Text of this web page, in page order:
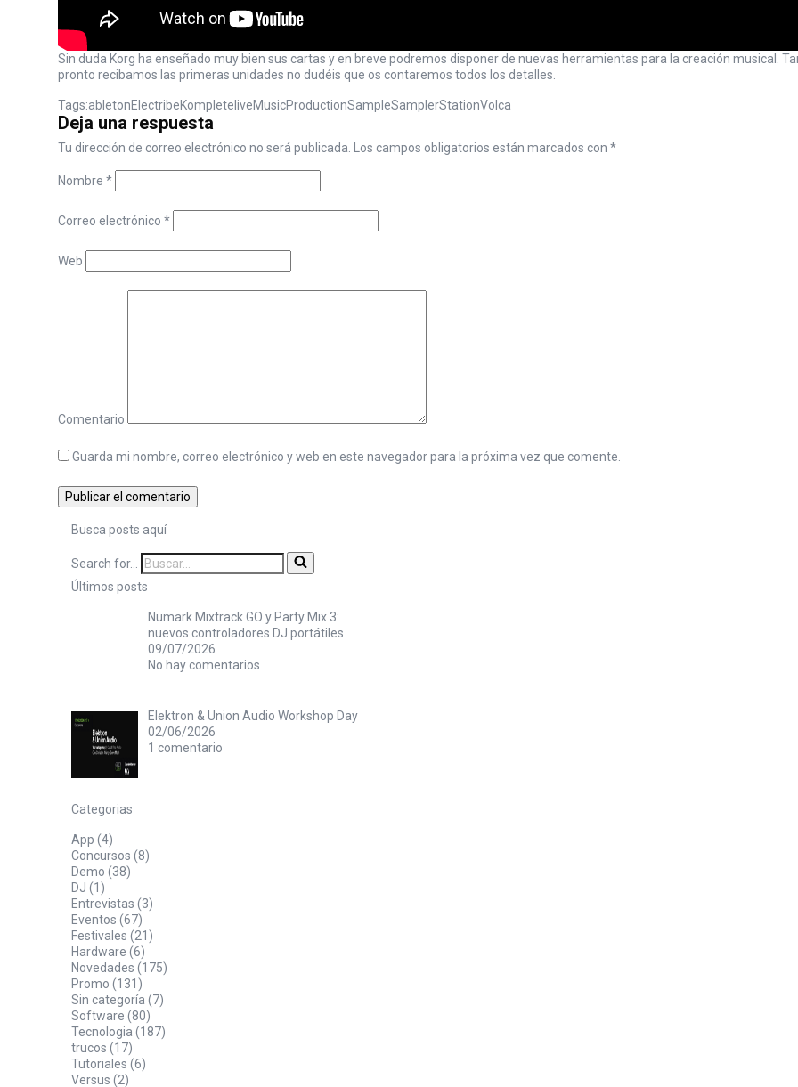
Sin duda Korg ha enseñado muy bien sus cartas y en breve podremos disponer de nuevas herramientas para la creación musical.
pronto recibamos las primeras unidades no dudéis que os contaremos todos los detalles.
Tags:abletonElectribeKomplete liveMusicProductionSampleSamplerStationVolca
Deja una respuesta
Tu dirección de correo electrónico no será publicada. Los campos obligatorios están marcados con *
Nombre *
Correo electrónico *
Web
Comentario
Guarda mi nombre, correo electrónico y web en este navegador para la próxima vez que comente.
Busca posts aquí
Search for...
Últimos posts
Numark Mixtrack GO y Party Mix 3:
nuevos controladores DJ portátiles
09/07/2026
No hay comentarios
Elektron & Union Audio Workshop Day
02/06/2026
1 comentario
Categorias
App (4)
Concursos (8)
Demo (38)
DJ (1)
Entrevistas (3)
Eventos (67)
Festivales (21)
Hardware (6)
Novedades (175)
Promo (131)
Sin categoría (7)
Software (80)
Tecnologia (187)
trucos (17)
Tutoriales (6)
Versus (2)